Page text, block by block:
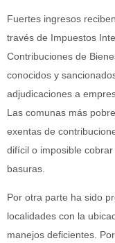
Fuertes ingresos
través de Impuestos
Contribuciones de
conocidos y
adjudicaciones a
Las comunas más
exentas de
difícil o imposible
basuras.
Por otra parte ha sido
localidades con la
manejos deficientes.